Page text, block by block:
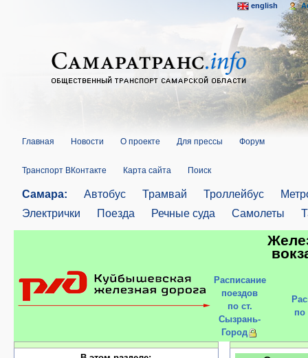
Главная Новости О проекте Для прессы Форум
Транспорт ВКонтакте Карта сайта Поиск
Самара: Автобус Трамвай Троллейбус
Электрички
Поезда Речные суда Самолеты
Расписание
поездов
по ст.
Сызрань-
Город
по
english